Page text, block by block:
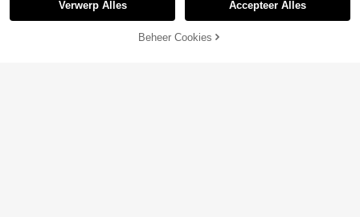
TOEVOEGEN AAN WINKELWAGEN
Verwerp Alles Accepteer Alles
Beheer Cookies